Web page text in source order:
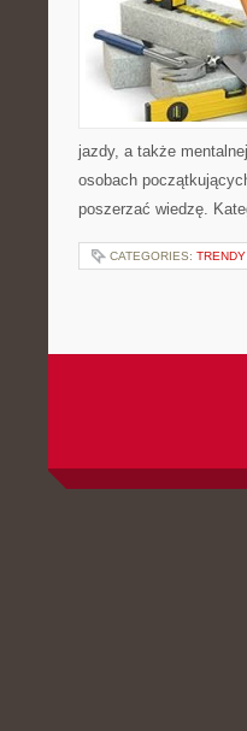
jazdy, a także
osobach
poszerzać wiedzę.
CATEGORIES: